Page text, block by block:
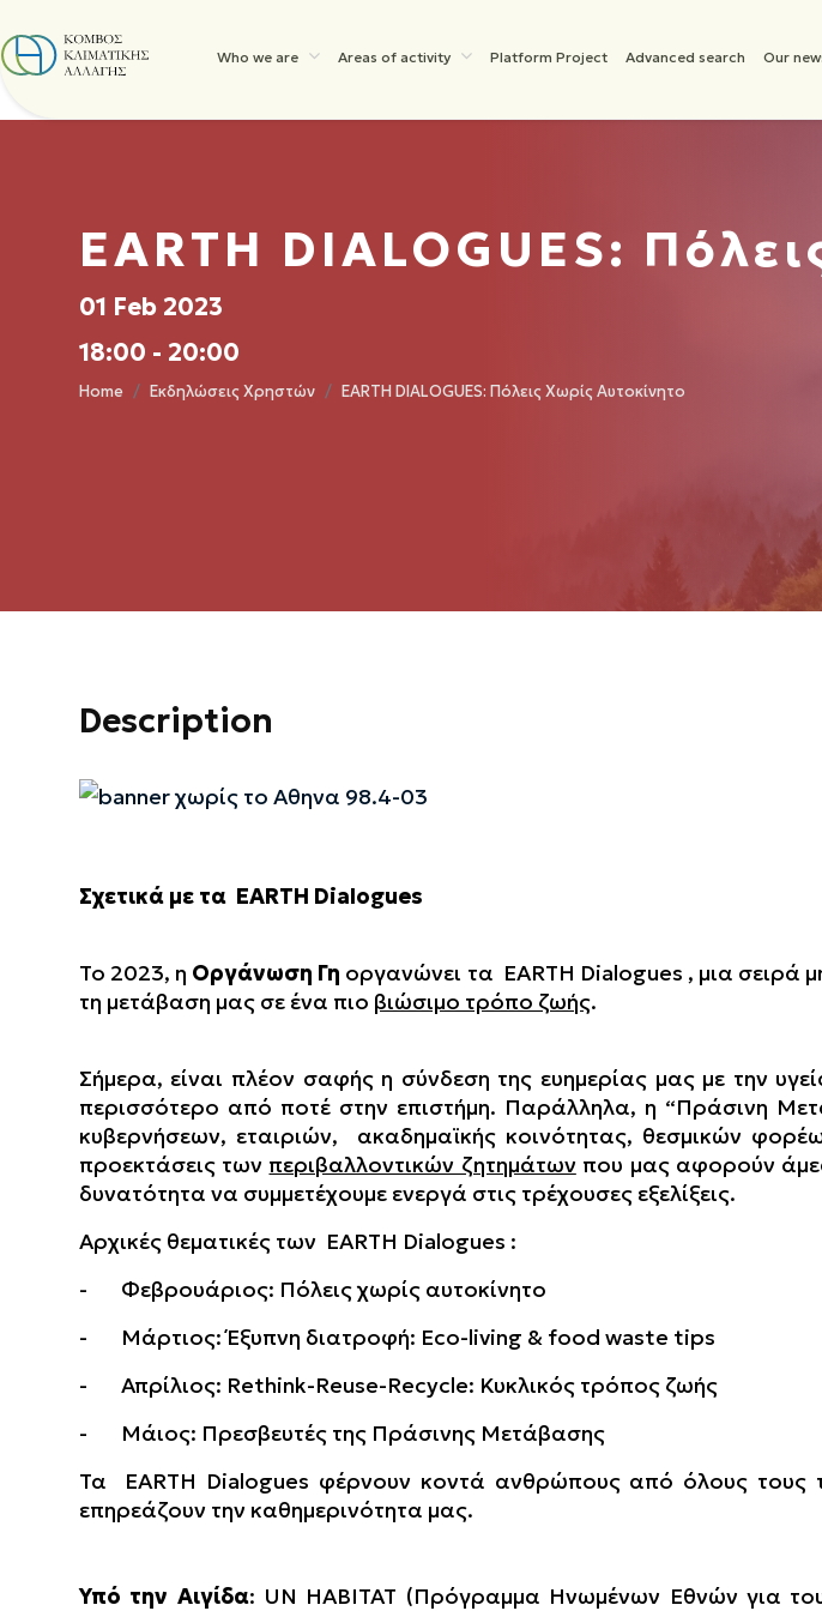
Who we are Areas of activity Platform Project Advanced search Our
EARTH DIALOGUES:
Home Εκδηλώσεις Χρηστών EARTH DIALOGUES: Πόλεις Χωρίς Αυτοκίνητο
01 Feb 2023
18:00 - 20:00
Description
Σχετικά με τα EARTH Dialogues
Το 2023, η Οργάνωση Γη οργανώνει τα EARTH Dialogues , μια σειρά
τη μετάβαση μας σε ένα πιο βιώσιμο τρόπο ζωής.
Σήμερα, είναι πλέον σαφής η σύνδεση της ευημερίας μας με την
περισσότερο από ποτέ στην επιστήμη. Παράλληλα, η “Πράσινη
κυβερνήσεων, εταιριών, ακαδημαϊκής κοινότητας, θεσμικών
προεκτάσεις των περιβαλλοντικών ζητημάτωνπου μας αφορούν
δυνατότητα να συμμετέχουμε ενεργά στις τρέχουσες εξελίξεις.
Αρχικές θεματικές των EARTH Dialogues :
- Φεβρουάριος: Πόλεις χωρίς αυτοκίνητο
- Μάρτιος: Έξυπνη διατροφή: Εco-living & food waste tips
- Απρίλιος: Rethink-Reuse-Recycle: Κυκλικός τρόπος ζωής
- Μάιος: Πρεσβευτές της Πράσινης Μετάβασης
Τα EARTH Dialogues φέρνουν κοντά ανθρώπους από όλους τους
επηρεάζουν την καθημερινότητα μας.
Υπό την Αιγίδα: UN HABITAT (Πρόγραμμα Ηνωμένων Εθνών για